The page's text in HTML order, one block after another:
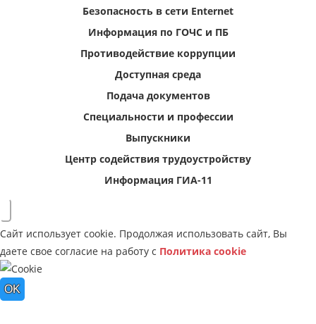
Безопасность в сети Enternet
Информация по ГОЧС и ПБ
Противодействие коррупции
Доступная среда
Подача документов
Специальности и профессии
Выпускники
Центр содействия трудоустройству
Информация ГИА-11
Сайт использует cookie. Продолжая использовать сайт, Вы
даете свое согласие на работу с Политика cookie
OK